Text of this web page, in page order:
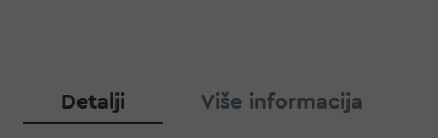
Detalji Više informacija